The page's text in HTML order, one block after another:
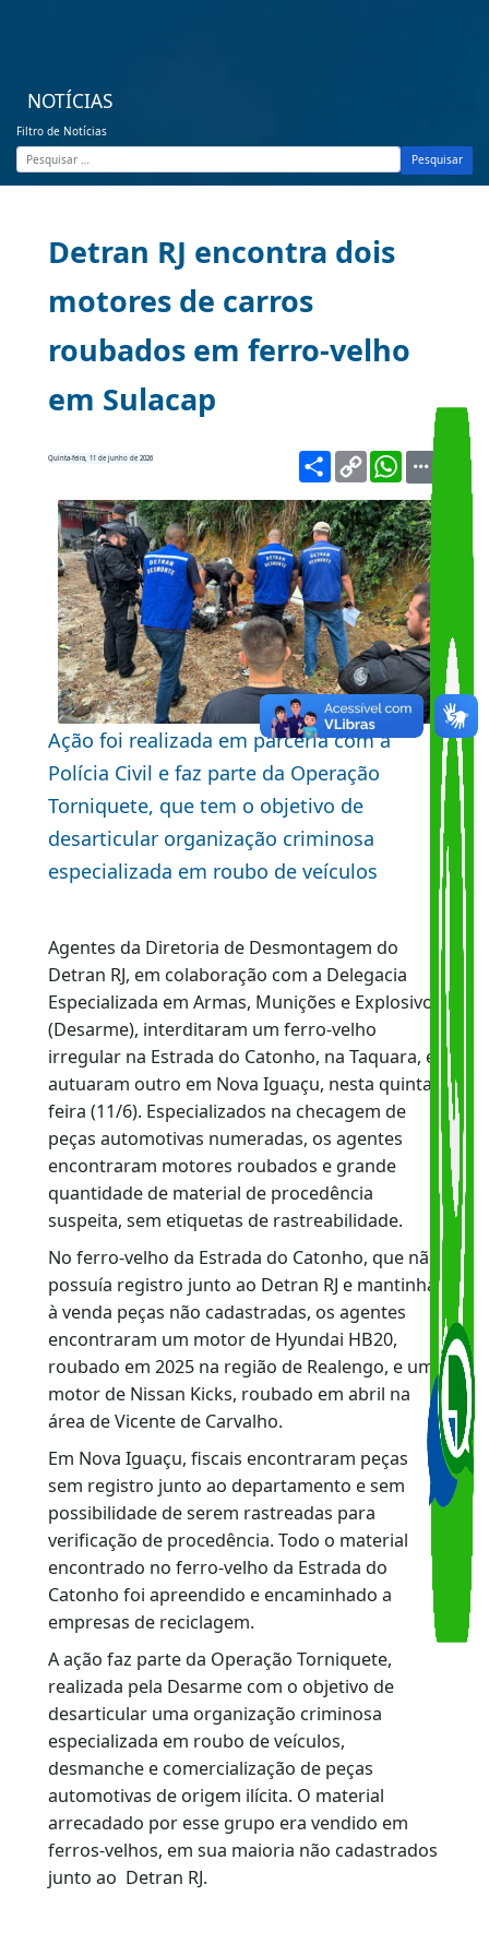
NOTÍCIAS
Filtro de Notícias
Pesquisar
Detran RJ encontra dois
motores de carros
roubados em ferro-velho
em Sulacap
Quinta-feira, 11 de junho de 2026 Share Copy
Link
Ação foi realizada em parceria com a
Torniquete, que tem o objetivo de
desarticular organização criminosa
especializada em roubo de veículos
Agentes da Diretoria de Desmontagem do
Detran RJ, em colaboração com a Delegacia
Especializada em Armas, Munições e
(Desarme), interditaram um ferro-velho
irregular na Estrada do Catonho, na Taquara, e
autuaram outro em Nova Iguaçu, nesta quinta-
feira (11/6). Especializados na checagem de
peças automotivas numeradas, os agentes
encontraram motores roubados e grande
quantidade de material de procedência
suspeita, sem etiquetas de rastreabilidade.
No ferro-velho da Estrada do Catonho, que não
possuía registro junto ao Detran RJ e mantinha
à venda peças não cadastradas, os agentes
encontraram um motor de Hyundai HB20,
roubado em 2025 na região de Realengo, e um
motor de Nissan Kicks, roubado em abril na
área de Vicente de Carvalho.
Em Nova Iguaçu, fiscais encontraram peças
sem registro junto ao departamento e sem
possibilidade de serem rastreadas para
verificação de procedência. Todo o material
encontrado no ferro-velho da Estrada do
Catonho foi apreendido e encaminhado a
empresas de reciclagem.